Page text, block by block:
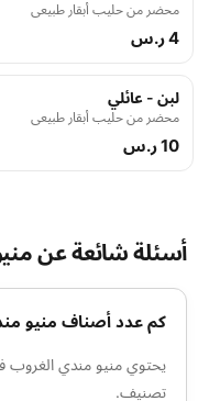
محضر من حليب أبقار طبيعي
4 ر.س
لبن - عائلي
محضر من حليب أبقار طبيعي
10 ر.س
أسئلة شائعة عن
كم عدد أصناف منيو
تصنيف.